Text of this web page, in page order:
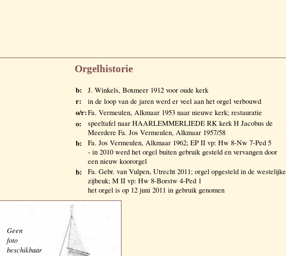
Orgelhistorie
b: J. Winkels, Boxmeer 1912 voor oude kerk
r: in de loop van de jaren werd er veel aan het orgel verbouwd
o/r:Fa. Vermeulen, Alkmaar 1953 naar nieuwe kerk; restauratie
o:
speeltafel naar HAARLEMMERLIEDE RK kerk H Jacobus de
Meerdere Fa. Jos Vermeulen, Alkmaar 1957/58
b:
Fa. Jos Vermeulen, Alkmaar 1962; EP II vp: Hw 8-Nw 7-Ped 5
- in 2010 werd het orgel buiten gebruik gesteld en vervangen door
een nieuw koororgel
b:
Fa. Gebr. van Vulpen, Utrecht 2011; orgel opgesteld in de westelijke
zijbeuk; M II vp: Hw 8-Borstw 4-Ped 1
het orgel is op 12 juni 2011 in gebruik genomen
Geen
foto
beschikbaar